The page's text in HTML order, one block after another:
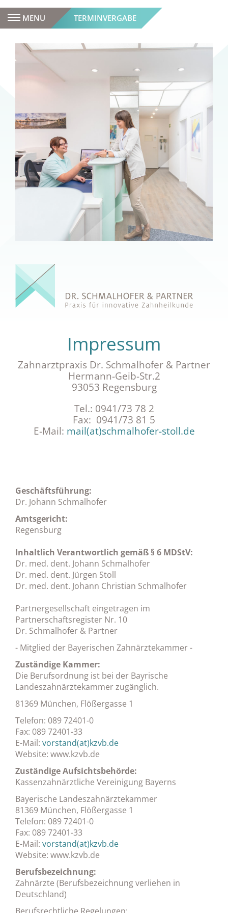
MENU TERMINVERGABE
Impressum
Zahnarztpraxis Dr. Schmalhofer & Partner
Hermann-Geib-Str.2
93053 Regensburg
Tel.: 0941/73 78 2
Fax: 0941/73 81 5
E-Mail: mail(at)schmalhofer-stoll.de
Geschäftsführung:
Dr. Johann Schmalhofer
Amtsgericht:
Regensburg
Inhaltlich Verantwortlich gemäß § 6 MDStV:
Dr. med. dent. Johann Schmalhofer
Dr. med. dent. Jürgen Stoll
Dr. med. dent. Johann Christian Schmalhofer
Partnergesellschaft eingetragen im
Partnerschaftsregister Nr. 10
Dr. Schmalhofer & Partner
- Mitglied der Bayerischen Zahnärztekammer -
Zuständige Kammer:
Die Berufsordnung ist bei der Bayrische
Landeszahnärztekammer zugänglich.
81369 München, Flößergasse 1
Telefon: 089 72401-0
Fax: 089 72401-33
E-Mail: vorstand(at)kzvb.de
Website: www.kzvb.de
Zuständige Aufsichtsbehörde:
Kassenzahnärztliche Vereinigung Bayerns
Bayerische Landeszahnärztekammer
81369 München, Flößergasse 1
Telefon: 089 72401-0
Fax: 089 72401-33
E-Mail: vorstand(at)kzvb.de
Website: www.kzvb.de
Berufsbezeichnung:
Zahnärzte (Berufsbezeichnung verliehen in
Deutschland)